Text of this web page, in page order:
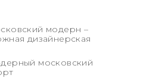
модерн –
дизайнерская
московский